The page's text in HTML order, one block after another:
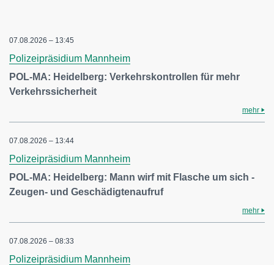
07.08.2026 – 13:45
Polizeipräsidium Mannheim
POL-MA: Heidelberg: Verkehrskontrollen für mehr
Verkehrssicherheit
mehr
07.08.2026 – 13:44
Polizeipräsidium Mannheim
POL-MA: Heidelberg: Mann wirf mit Flasche um sich -
Zeugen- und Geschädigtenaufruf
mehr
07.08.2026 – 08:33
Polizeipräsidium Mannheim